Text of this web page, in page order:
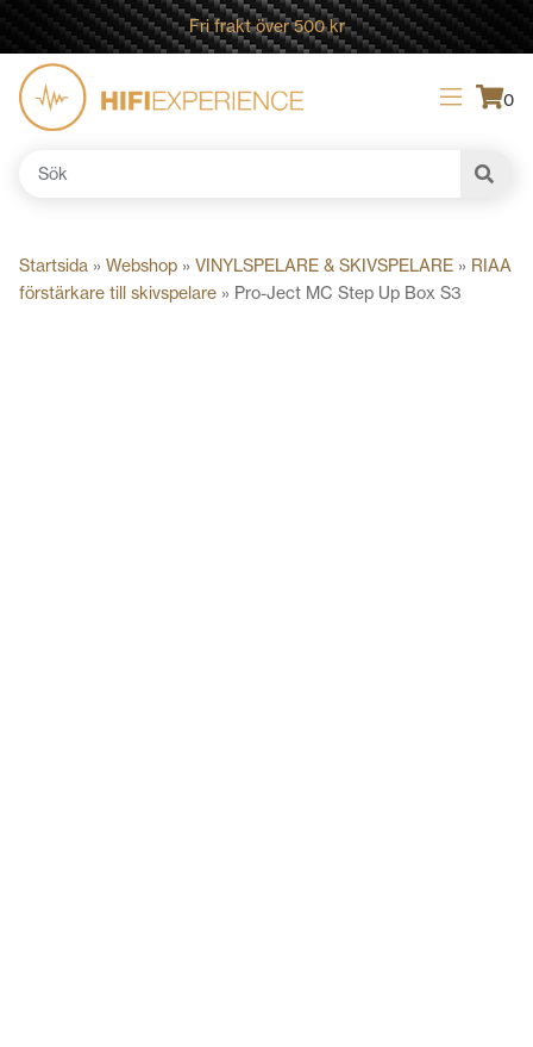
Fri frakt över 500 kr
0
Sök
Startsida » Webshop » VINYLSPELARE & SKIVSPELARE » RIAA
förstärkare till skivspelare » Pro-Ject MC Step Up Box S3